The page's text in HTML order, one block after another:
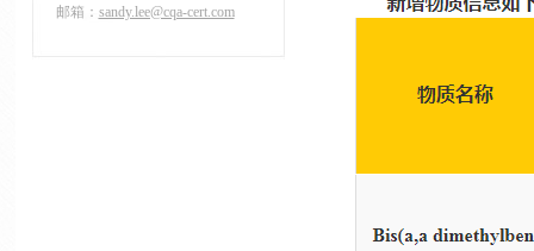
邮箱： sandy.lee@cqa-cert.com